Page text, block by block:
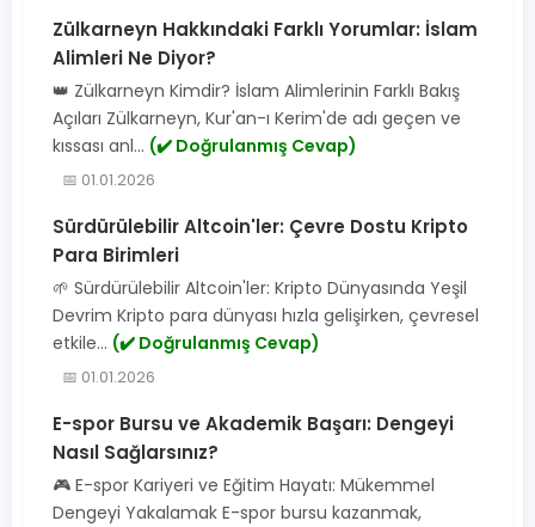
Zülkarneyn Hakkındaki Farklı Yorumlar: İslam
Alimleri Ne Diyor?
👑 Zülkarneyn Kimdir? İslam Alimlerinin Farklı Bakış
Açıları Zülkarneyn, Kur'an-ı Kerim'de adı geçen ve
kıssası anl... (✔️ Doğrulanmış Cevap)
📅 01.01.2026
Sürdürülebilir Altcoin'ler: Çevre Dostu Kripto
Para Birimleri
🌱 Sürdürülebilir Altcoin'ler: Kripto Dünyasında Yeşil
Devrim Kripto para dünyası hızla gelişirken, çevresel
etkile... (✔️ Doğrulanmış Cevap)
📅 01.01.2026
E-spor Bursu ve Akademik Başarı: Dengeyi
Nasıl Sağlarsınız?
🎮 E-spor Kariyeri ve Eğitim Hayatı: Mükemmel
Dengeyi Yakalamak E-spor bursu kazanmak,